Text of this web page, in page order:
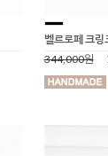
벨르로페 크링
344,000원